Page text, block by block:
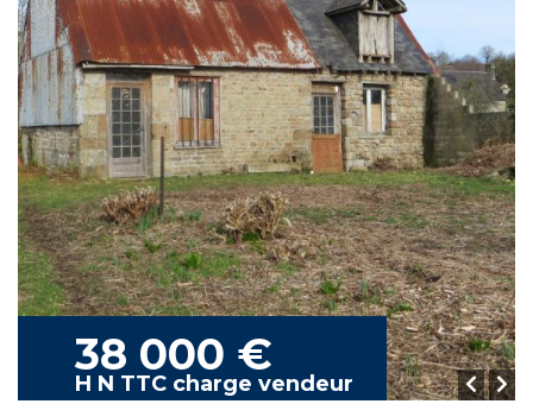
38 000 €
H N TTC charge vendeur